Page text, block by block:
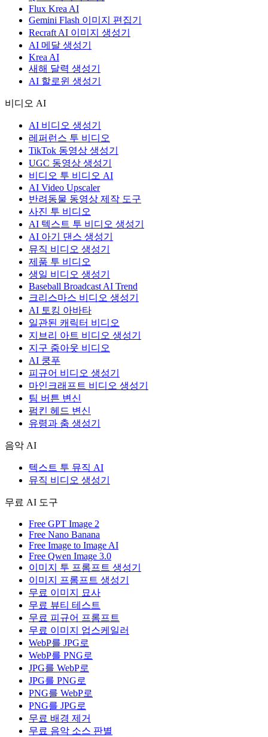
Flux Krea AI
Gemini Flash 이미지 편집기
Recraft AI 이미지 생성기
AI 메달 생성기
Krea AI
새해 달력 생성기
AI 할로윈 생성기
비디오 AI
AI 비디오 생성기
레퍼런스 투 비디오
TikTok 동영상 생성기
UGC 동영상 생성기
비디오 투 비디오 AI
AI Video Upscaler
반려동물 동영상 제작 도구
사진 투 비디오
AI 텍스트 투 비디오 생성기
AI 아기 댄스 생성기
뮤직 비디오 생성기
제품 투 비디오
생일 비디오 생성기
Baseball Broadcast AI Trend
크리스마스 비디오 생성기
AI 토킹 아바타
일관된 캐릭터 비디오
지브리 아트 비디오 생성기
지구 줌아웃 비디오
AI 쿵푸
피규어 비디오 생성기
마인크래프트 비디오 생성기
팀 버튼 변신
펌킨 헤드 변신
유령과 춤 생성기
음악 AI
텍스트 투 뮤직 AI
뮤직 비디오 생성기
무료 AI 도구
Free GPT Image 2
Free Nano Banana
Free Image to Image AI
Free Qwen Image 3.0
이미지 투 프롬프트 생성기
이미지 프롬프트 생성기
무료 이미지 묘사
무료 뷰티 테스트
무료 피규어 프롬프트
무료 이미지 업스케일러
WebP를 JPG로
WebP를 PNG로
JPG를 WebP로
JPG를 PNG로
PNG를 WebP로
PNG를 JPG로
무료 배경 제거
무료 음악 소스 판별